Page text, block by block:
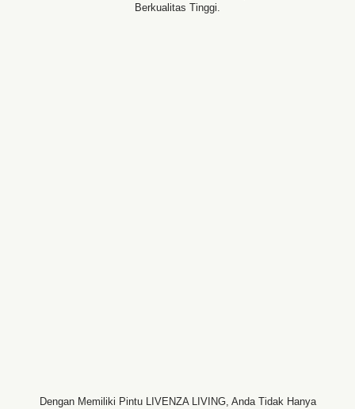
Berkualitas Tinggi.
Dengan Memiliki Pintu LIVENZA LIVING, Anda Tidak Hanya